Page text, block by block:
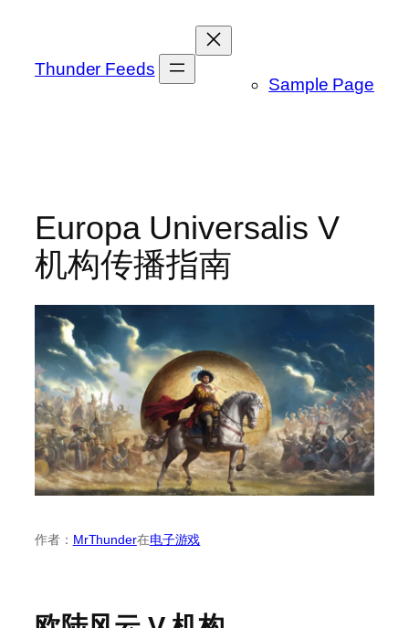
Thunder Feeds
Sample Page
Europa Universalis V
机构传播指南
作者： MrThunder在电子游戏